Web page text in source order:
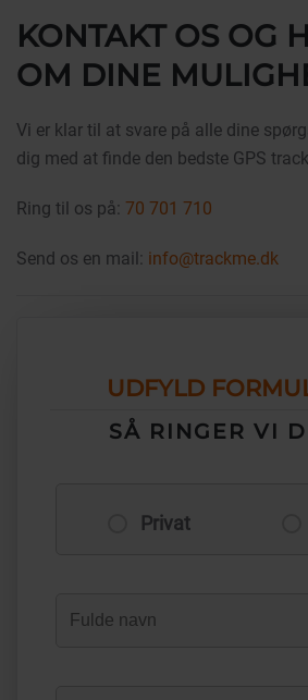
KONTAKT OS OG
OM DINE
Vi er klar til at svare på alle dine
dig med at finde den bedste GPS
Ring til os på: 70 701 710
Send os en mail: info@trackme.dk
UDFYLD
SÅ RINGER VI
Privat